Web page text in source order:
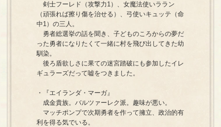
剣士フーレド（攻撃力1）、女魔法使いララン
（頑張れば擦り傷を治せる）、弓使いキュッテ（命
中1）の三人。
勇者総選挙の話を聞き、子どものころからの夢だ
った勇者になりたくて一緒に村を飛び出してきた幼
馴染。
後ろ盾欲しさに果ての迷宮踏破にも参加したイレ
ギュラーズだって嘘をつきました。
・『エイランダ・マーガ』
成金貴族。バルツァーレク派。趣味が悪い。
マッチポンプで次期勇者を作って擁立、政治的有
利を得る気でいる。